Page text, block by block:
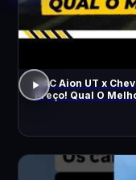
GAC Aion UT x
Preço! Qual O